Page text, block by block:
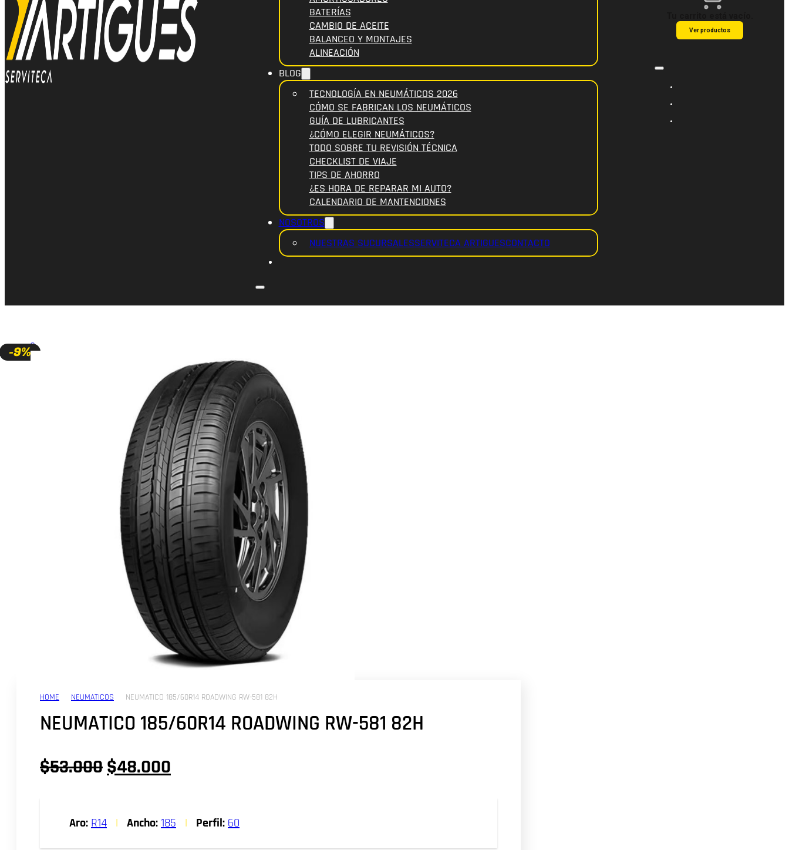
BATERÍAS
CAMBIO DE ACEITE
BALANCEO Y MONTAJES
ALINEACIÓN
BLOG
TECNOLOGÍA EN NEUMÁTICOS 2026
CÓMO SE FABRICAN LOS NEUMÁTICOS
GUÍA DE LUBRICANTES
¿CÓMO ELEGIR NEUMÁTICOS?
TODO SOBRE TU REVISIÓN TÉCNICA
CHECKLIST DE VIAJE
TIPS DE AHORRO
¿ES HORA DE REPARAR MI AUTO?
CALENDARIO DE MANTENCIONES
NOSOTROS
NUESTRAS SUCURSALESSERVITECA ARTIGUESCONTACTO
Ver productos
-9%🔍
HOME NEUMATICOS NEUMATICO 185/60R14 ROADWING RW-581 82H
NEUMATICO 185/60R14 ROADWING RW-581 82H
$53.000El
original
$48.000
actual
Aro: R14 | Ancho:185 | Perfil: 60